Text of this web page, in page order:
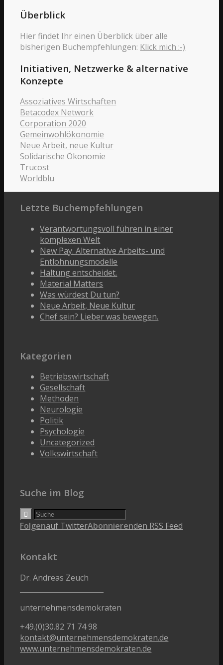
Überblick
Hier findet Ihr einen Überblick über alle
bisherigen Buchempfehlungen: Klick mich :-)
Initiativen, Netzwerke & alternative
Konzepte
Assoziatives Wirtschaften
Betacodex Network
Corporation 2020
Gemeinwohlökonomie
Neue Arbeit, neue Kultur
Solidarische Ökonomie
Trucost
Worldblu
Letzte Buchempfehlungen
Verantwortungsvoll führen in einer
komplexen Welt
New Pay. Alternative Arbeits- und
Entlohnungsmodelle
Haltung entscheidet.
Material Matters
Was würdest Du tun?
Neue Arbeit, Neue Kultur
Chef sein? Lieber was bewegen.
Kategorien
Betriebswirtschaft
Gesellschaft
Methoden
Neurologie
Politik
Psychologie
Uncategorized
Volkswirtschaft
Suche im Blog
Folgenauf TwitterAbonnierenden RSS Feed
Kontakt
Dr. Andreas Zeuch
unternehmensdemokraten
+49.(0)30.82 71 74 98
kontakt@unternehmensdemokraten.de
www.unternehmensdemokraten.de